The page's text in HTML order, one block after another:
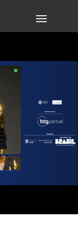
TOGGLE